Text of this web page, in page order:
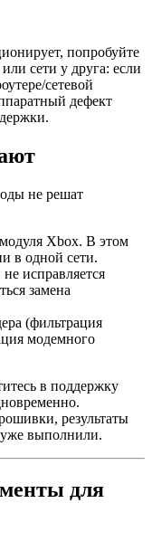
попробуйте
сети у друга: если
сетевой
дефект
не решат
Xbox. В этом
в одной сети.
исправляется
замена
(фильтрация
модемного
в поддержку
результаты
выполнили.
для